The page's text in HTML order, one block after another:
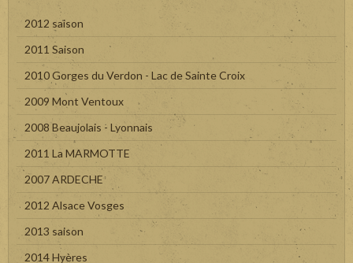
2012 saison
2011 Saison
2010 Gorges du Verdon - Lac de Sainte Croix
2009 Mont Ventoux
2008 Beaujolais - Lyonnais
2011 La MARMOTTE
2007 ARDECHE
2012 Alsace Vosges
2013 saison
2014 Hyères